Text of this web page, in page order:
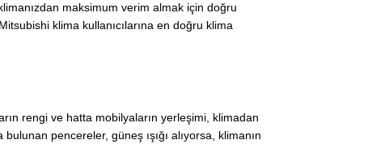
maksimum verim almak için doğru
klima kullanıcılarına en doğru klima
rengi ve hatta mobilyaların yerleşimi, klimadan
pencereler, güneş ışığı alıyorsa, klimanın